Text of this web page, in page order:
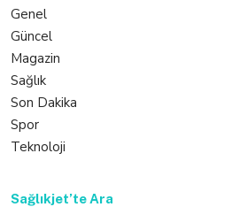
Genel
Güncel
Magazin
Sağlık
Son Dakika
Spor
Teknoloji
Sağlıkjet’te Ara